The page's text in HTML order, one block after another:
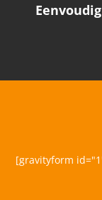
[gravityform